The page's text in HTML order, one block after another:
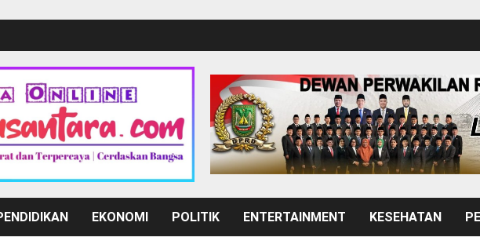
EKONOMI POLITIK ENTERTAINMENT KESEHATAN